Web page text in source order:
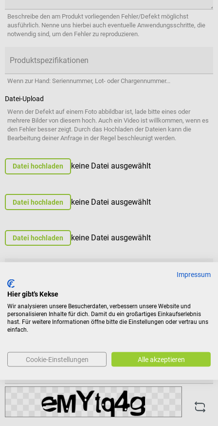
Beschreibe den am Produkt vorliegenden Fehler/Defekt möglichst
ausführlich. Nenne uns hierbei auch eventuelle Anwendungsschritte, die
notwendig sind, um den Fehler zu reproduzieren.
Produktspezifikationen
Wenn zur Hand: Seriennummer, Lot- oder Chargennummer...
Datei-Upload
Wenn der Defekt auf einem Foto abbildbar ist, lade bitte eines oder
mehrere Bilder von diesem hoch. Auch ein Video ist willkommen, wenn es
den Fehler besser zeigt. Durch das Hochladen der Dateien kann die
Bearbeitung deiner Anfrage in der Regel beschleunigt werden.
Datei hochladen keine Datei ausgewählt
Datei hochladen keine Datei ausgewählt
Datei hochladen keine Datei ausgewählt
Nachname *
Telefonnummer
Impressum
Hier gibt's Kekse
Wir analysieren unsere Besucherdaten, verbessern unsere Website und
personalisieren Inhalte für dich. Damit du ein großartiges Einkaufserlebnis
hast. Für weitere Informationen öffne bitte die Einstellungen oder vertrau uns
einfach.
Cookie-Einstellungen Alle akzeptieren